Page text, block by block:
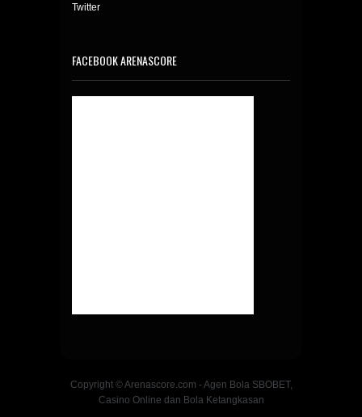
Twitter
FACEBOOK ARENASCORE
Copyright © Arenascore.com - Agen Bola SBOBET,
Casino Online dan Bola Ketangkasan